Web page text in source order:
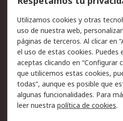
Facturación y pago
Ofertas
Legal
Aviso legal
Política sobre cookies
Certificaciones de
Utilizamos cookies y otras
uso de nuestra web,
páginas de terceros. Al clicar en
el uso de estas cookies. Puedes
aceptas clicando en “Configurar
que utilicemos estas cookies,
todas”, aunque es posible que
algunas funcionalidades. Para
leer nuestra política de cookies.